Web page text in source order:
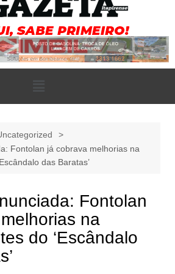
Fontolan já cobrava melhorias na
das Baratas’
Fontolan
na
do ‘Escândalo